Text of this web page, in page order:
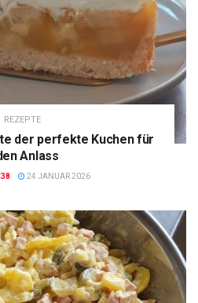
REZEPTE
der perfekte Kuchen für
Anlass
24 JANUAR 2026